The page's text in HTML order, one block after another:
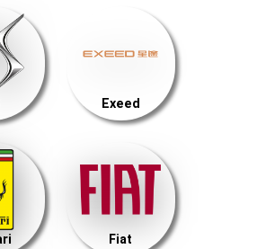
Exeed
Fiat